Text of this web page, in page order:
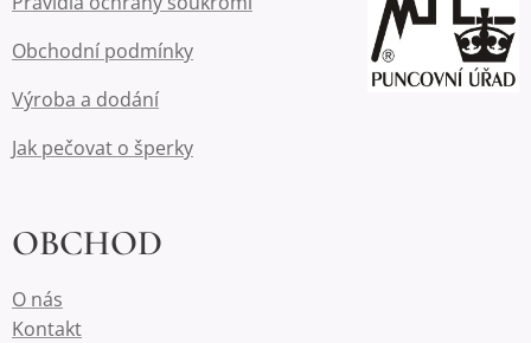
Obchodní podmínky
Výroba a dodání
Jak pečovat o šperky
OBCHOD
O nás
Kontakt